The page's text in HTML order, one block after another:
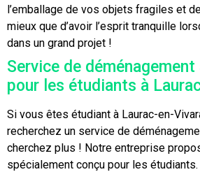
l’emballage de vos objets fragiles et
mieux que d’avoir l’esprit tranquille
dans un grand projet !
Service de
pour les étudiants à
Si vous êtes étudiant à Laurac-en-
recherchez un service de
cherchez plus ! Notre entreprise
spécialement conçu pour les